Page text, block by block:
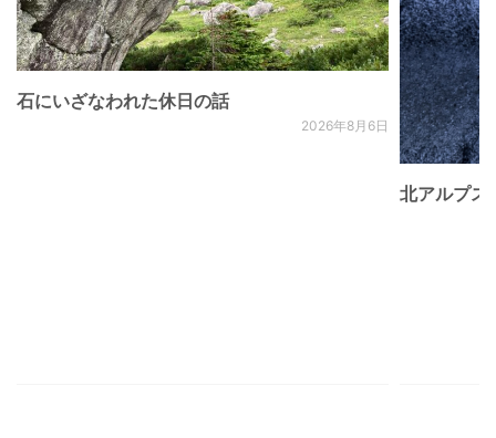
石にいざなわれた休日の話
2026年8月6日
北アルプ